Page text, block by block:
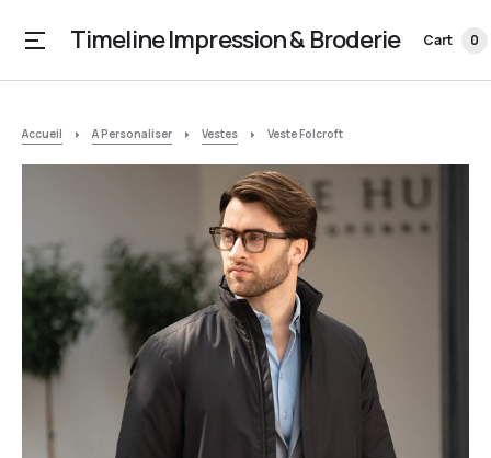
Timeline Impression & Broderie Cart 0
Accueil A Personaliser Vestes Veste Folcroft